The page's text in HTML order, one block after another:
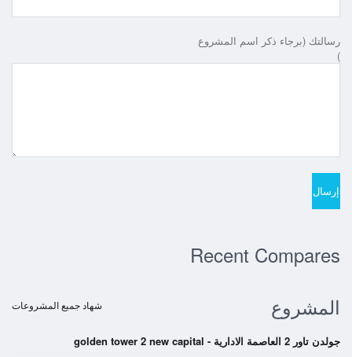
رسالتك (برجاء ذكر اسم المشروع
)
Recent Compares
المشروع
شهاد جميع المشروعات
جولدن تاور 2 العاصمة الادارية - golden tower 2 new capital